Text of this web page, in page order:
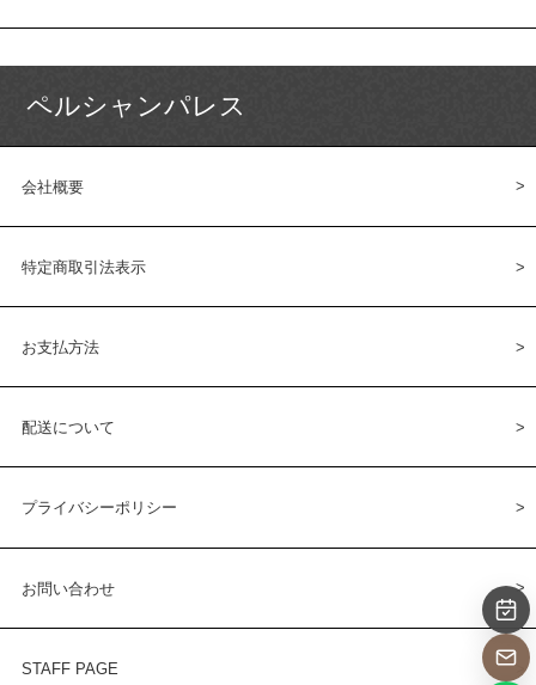
ペルシャンパレス
会社概要
特定商取引法表示
お支払方法
配送について
プライバシーポリシー
お問い合わせ
STAFF PAGE